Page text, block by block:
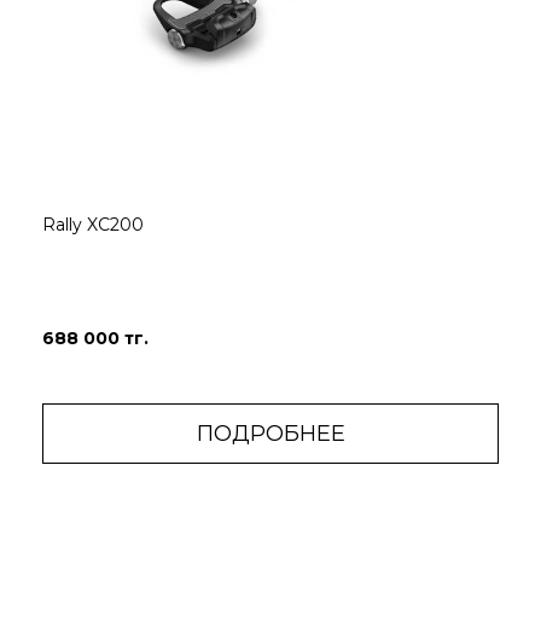
Rally XC200
688 000 тг.
ПОДРОБНЕЕ